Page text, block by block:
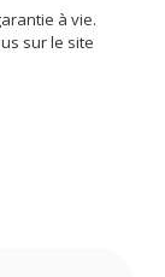
à vie.
sur le site
2,5 × 33 cm)